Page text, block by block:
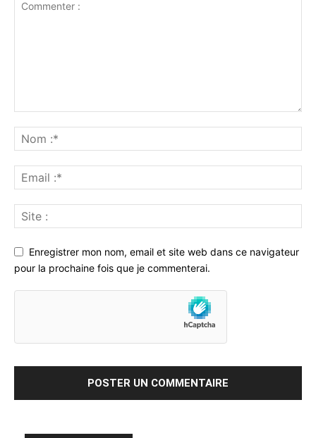
Enregistrer mon nom, email et site web dans ce navigateur
pour la prochaine fois que je commenterai.